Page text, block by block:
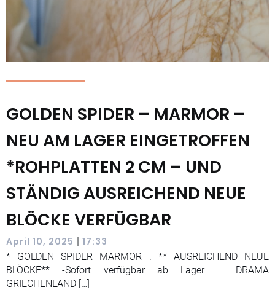
GOLDEN SPIDER – MARMOR –
NEU AM LAGER EINGETROFFEN
*ROHPLATTEN 2 CM – UND
STÄNDIG AUSREICHEND NEUE
BLÖCKE VERFÜGBAR
April 10, 2025 | 17:33
* GOLDEN SPIDER MARMOR . ** AUSREICHEND NEUE
BLÖCKE** -Sofort verfügbar ab Lager – DRAMA
GRIECHENLAND […]